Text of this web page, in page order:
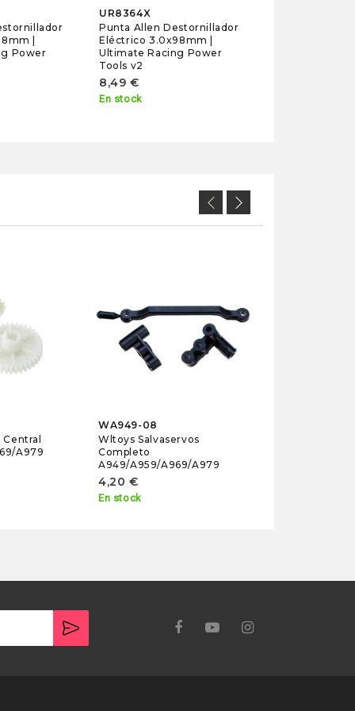
|
Power
UR8364X
Punta Allen Destornillador
Eléctrico 3.0x98mm |
Ultimate Racing Power
Tools v2
8,49 €
En stock
Central
A979
WA949-08
Wltoys Salvaservos
Completo
A949/A959/A969/A979
4,20 €
En stock